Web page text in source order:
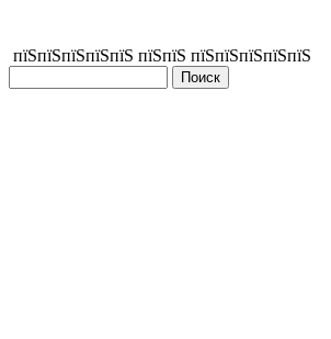
пїЅпїЅпїЅпїЅпїЅ пїЅпїЅ пїЅпїЅпїЅпїЅпїЅ